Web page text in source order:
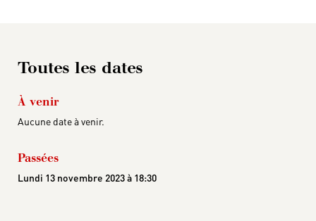
Toutes les dates
À venir
Aucune date à venir.
Passées
Lundi 13 novembre 2023 à 18:30